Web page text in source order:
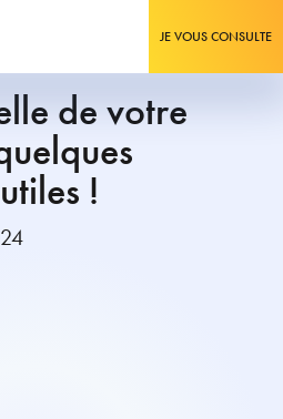
JE VOUS CONSULTE
de votre
!